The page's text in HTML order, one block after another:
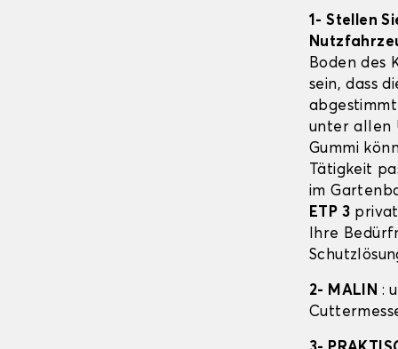
1- Stellen
Boden des
sein, dass
unter allen
Gummi
Tätigkeit
im
ETP 3
Ihre
2- MALIN :